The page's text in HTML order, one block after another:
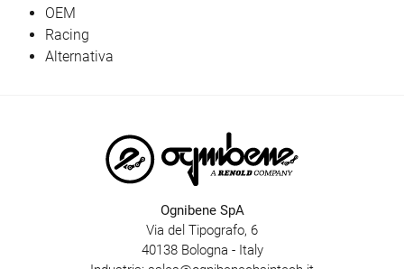
OEM
Racing
Alternativa
Ognibene SpA
Via del Tipografo, 6
40138 Bologna - Italy